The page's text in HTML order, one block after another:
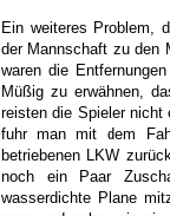
Ein weiteres Problem,
der Mannschaft zu den
waren die
Müßig zu erwähnen,
reisten die Spieler nicht
fuhr man mit dem
betriebenen LKW
noch ein Paar
wasserdichte Plane